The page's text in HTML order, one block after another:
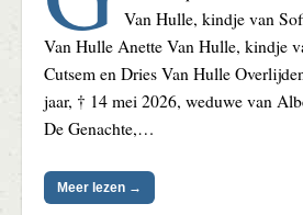
Van Hulle, kindje van
Van Hulle Anette Van Hulle, kindje
Cutsem en Dries Van Hulle
jaar, † 14 mei 2026, weduwe van
De Genachte,…
Meer lezen →